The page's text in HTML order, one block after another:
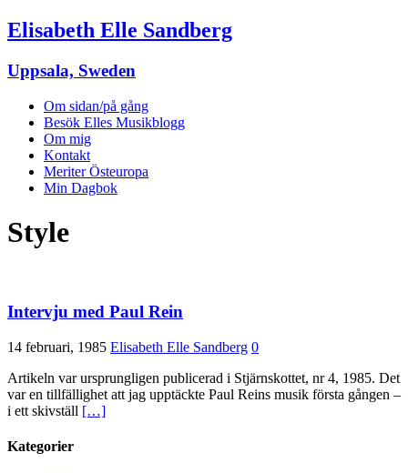
Elisabeth Elle Sandberg
Uppsala, Sweden
Om sidan/på gång
Besök Elles Musikblogg
Om mig
Kontakt
Meriter Östeuropa
Min Dagbok
Style
Intervju med Paul Rein
14 februari, 1985 Elisabeth Elle Sandberg 0
Artikeln var ursprungligen publicerad i Stjärnskottet, nr 4, 1985. Det
var en tillfällighet att jag upptäckte Paul Reins musik första gången –
i ett skivställ […]
Kategorier